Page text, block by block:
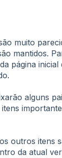
muito
mantidos.
página inicial
alguns
outros itens
da atual